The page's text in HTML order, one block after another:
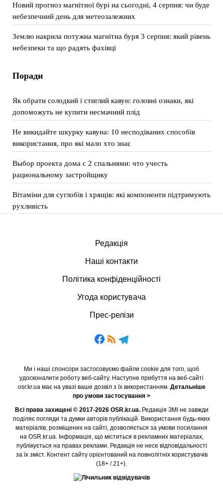
Новий прогноз магнітної бурі на сьогодні, 4 серпня: чи буде
небезпечний день для метеозалежних
Землю накрила потужна магнітна буря 3 серпня: який рівень
небезпеки та що радять фахівці
Поради
Як обрати солодкий і стиглий кавун: головні ознаки, які
допоможуть не купити несмачний плід
Не викидайте шкурку кавуна: 10 несподіваних способів
використання, про які мало хто знає
Выбор проекта дома с 2 спальнями: что учесть
рациональному застройщику
Вітаміни для суглобів і хрящів: які компоненти підтримують
рухливість
Редакція
Наші контакти
Політика конфіденційності
Угода користувача
Прес-релізи
Ми і наші спонсори застосовуємо файли cookie для того, щоб
удосконалити роботу веб-сайту. Наступне прибуття на веб-сайті
osr.kr.ua має на увазі ваше дозвіл з їх використанням. Детальніше
про умови застосування >
Всі права захищені © 2017-2026 OSR.kr.ua.Редакція ЗМІ не завжди
поділяє погляди та думки авторів публікацій. Використання будь-яких
матеріалів, розміщених на сайті, дозволяється за умови посилання
на OSR.kr.ua. Інформація, що міститься в рекламних матеріалах,
публікується на правах реклами. Редакція не несе відповідальності
за їх зміст. Контент сайту орієнтований на повнолітніх користувачів
(18+ / 21+).